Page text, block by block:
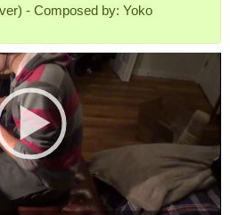
- Composed by: Yoko